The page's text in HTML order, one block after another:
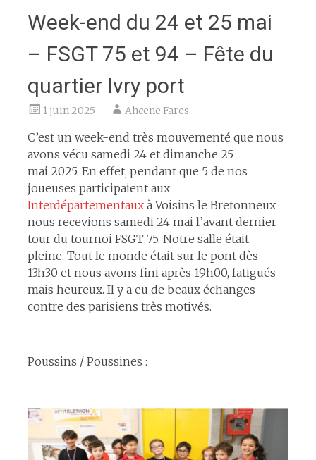
Week-end du 24 et 25 mai
– FSGT 75 et 94 – Fête du
quartier Ivry port
1 juin 2025 Ahcene Fares
C’est un week-end très mouvementé que nous
avons vécu samedi 24 et dimanche 25
mai 2025. En effet, pendant que 5 de nos
joueuses participaient aux
Interdépartementauxà Voisins le Bretonneux
nous recevions samedi 24 mai l’avant dernier
tour du tournoi FSGT 75. Notre salle était
pleine. Tout le monde était sur le pont dès
13h30 et nous avons fini après 19h00, fatigués
mais heureux. Il y a eu de beaux échanges
contre des parisiens très motivés.
Poussins / Poussines :